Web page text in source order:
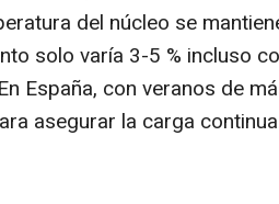
del núcleo se
solo varía 3-5 % incluso
España, con veranos de
asegurar la carga